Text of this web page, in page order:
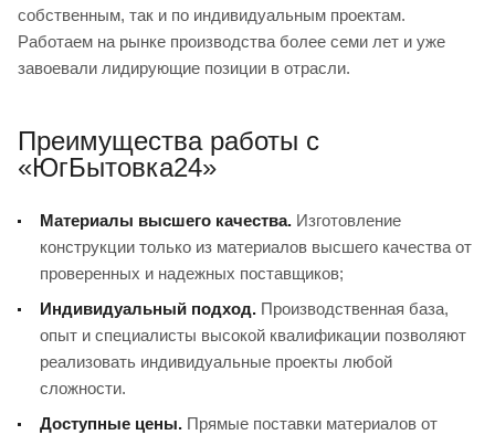
собственным, так и по индивидуальным проектам.
Работаем на рынке производства более семи лет и уже
завоевали лидирующие позиции в отрасли.
Преимущества работы с
«ЮгБытовка24»
Материалы высшего качества. Изготовление
конструкции только из материалов высшего качества от
проверенных и надежных поставщиков;
Индивидуальный подход. Производственная база,
опыт и специалисты высокой квалификации позволяют
реализовать индивидуальные проекты любой
сложности.
Доступные цены. Прямые поставки материалов от